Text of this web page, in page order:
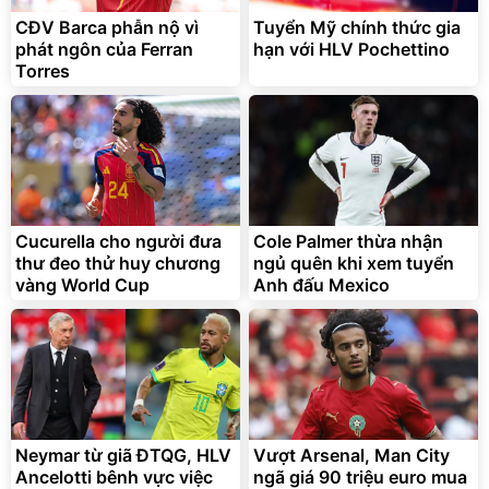
trong di chuyển
295.000đ
Đã bán nhiều
CĐV Barca phẫn nộ vì
phát ngôn của Ferran
Torres
Tuyển Mỹ chính thức gia
hạn với HLV Pochettino
Cucurella cho người đưa
thư đeo thử huy chương
vàng World Cup
Cole Palmer thừa nhận
ngủ quên khi xem tuyển
Anh đấu Mexico
Neymar từ giã ĐTQG, HLV
Ancelotti bênh vực việc
Vượt Arsenal, Man City
ngã giá 90 triệu euro mua